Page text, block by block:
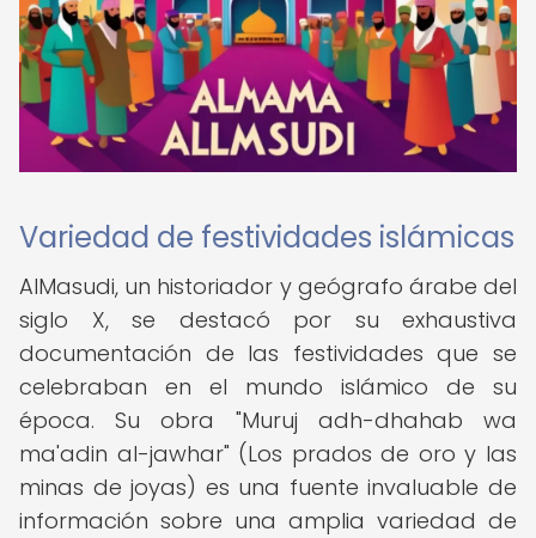
Variedad de festividades islámicas
AlMasudi, un historiador y geógrafo árabe del
siglo X, se destacó por su exhaustiva
documentación de las festividades que se
celebraban en el mundo islámico de su
época. Su obra "Muruj adh-dhahab wa
ma'adin al-jawhar" (Los prados de oro y las
minas de joyas) es una fuente invaluable de
información sobre una amplia variedad de